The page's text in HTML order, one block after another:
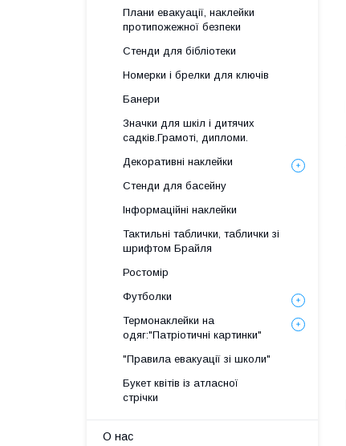
Плани евакуації, наклейки
протипожежної безпеки
Стенди для бібліотеки
Номерки і брелки для ключів
Банери
Значки для шкіл і дитячих
садків.Грамоті, дипломи.
Декоративні наклейки
Стенди для басейну
Інформаційні наклейки
Тактильні таблички, таблички зі
шрифтом Брайля
Ростомір
Футболки
Термонаклейки на
одяг:"Патріотичні картинки"
"Правила евакуації зі школи"
Букет квітів із атласної
стрічки
О нас